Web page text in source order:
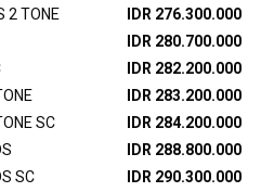
2 TONE
IDR 276.300.000
IDR 280.700.000
IDR 282.200.000
IDR 283.200.000
SC
IDR 284.200.000
IDR 288.800.000
SC
IDR 290.300.000